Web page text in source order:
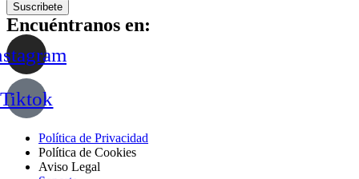
Suscribete
Encuéntranos en:
Tiktok
Política de Privacidad
Política de Cookies
Aviso Legal